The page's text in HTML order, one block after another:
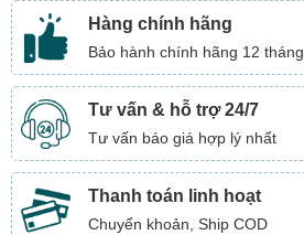
Hàng chính hãng
Bảo hành chính hãng 12 tháng
Tư vấn & hỗ trợ 24/7
Tư vấn báo giá hợp lý nhất
Thanh toán linh hoạt
Chuyển khoản, Ship COD